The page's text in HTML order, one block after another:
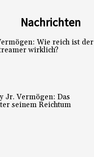
Nachrichten
Wie reich ist der
wirklich?
Jr. Vermögen: Das
seinem Reichtum